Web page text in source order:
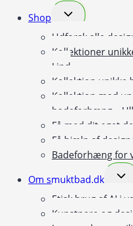
Shop
Skift
undermenu
Udforsk alle
Kollektioner
Lind
Kollektion unikke
Kollektion med
badeforhæng –
Få med dit eget
Få hjælp af
Badeforhæng for
Om smuktbad.dk
Skift
Etisk brug af AI i
Kunstnere og